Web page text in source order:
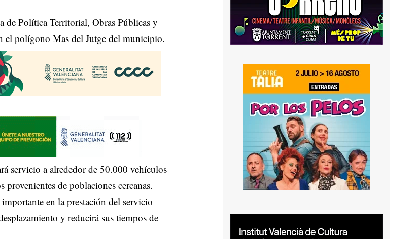
de Política Territorial, Obras Públicas y
el polígono Mas del Jutge del municipio.
servicio a alrededor de 50.000 vehículos
de poblaciones cercanas.
en la prestación del servicio
y reducirá sus tiempos de